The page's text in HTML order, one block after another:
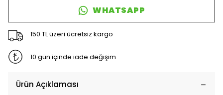
WHATSAPP
150 TL üzeri ücretsiz kargo
10 gün içinde iade değişim
Ürün Açıklaması